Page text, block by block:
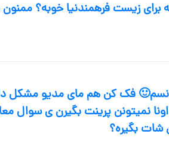
زیست فرهمندنیا خوبه؟ ممنون
فک کن هم مای مدیو مشکل
نمیتونن پرینت بگیرن ی سوال
شات بگیره؟